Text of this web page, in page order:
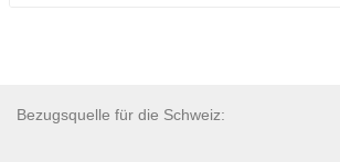
Bezugsquelle für die Schweiz: